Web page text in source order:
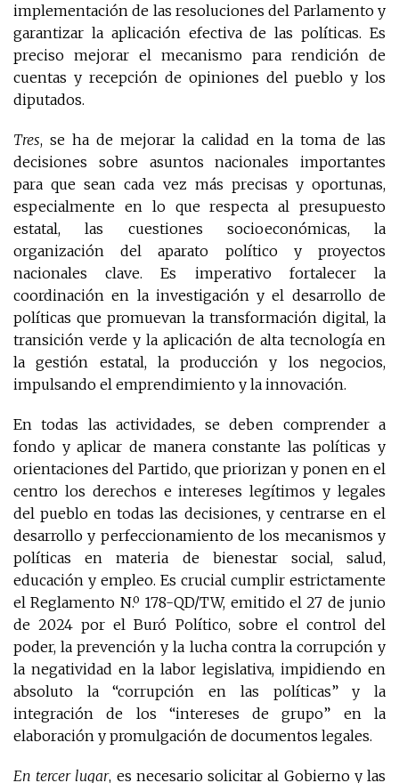
implementación de las resoluciones del Parlamento y
garantizar la aplicación efectiva de las políticas. Es
preciso mejorar el mecanismo para rendición de
cuentas y recepción de opiniones del pueblo y los
diputados.
Tres, se ha de mejorar la calidad en la toma de las
decisiones sobre asuntos nacionales importantes
para que sean cada vez más precisas y oportunas,
especialmente en lo que respecta al presupuesto
estatal, las cuestiones socioeconómicas, la
organización del aparato político y proyectos
nacionales clave. Es imperativo fortalecer la
coordinación en la investigación y el desarrollo de
políticas que promuevan la transformación digital, la
transición verde y la aplicación de alta tecnología en
la gestión estatal, la producción y los negocios,
impulsando el emprendimiento y la innovación.
En todas las actividades, se deben comprender a
fondo y aplicar de manera constante las políticas y
orientaciones del Partido, que priorizan y ponen en el
centro los derechos e intereses legítimos y legales
del pueblo en todas las decisiones, y centrarse en el
desarrollo y perfeccionamiento de los mecanismos y
políticas en materia de bienestar social, salud,
educación y empleo. Es crucial cumplir estrictamente
el Reglamento N.º 178-QD/TW, emitido el 27 de junio
de 2024 por el Buró Político, sobre el control del
poder, la prevención y la lucha contra la corrupción y
la negatividad en la labor legislativa, impidiendo en
absoluto la “corrupción en las políticas” y la
integración de los “intereses de grupo” en la
elaboración y promulgación de documentos legales.
En tercer lugar, es necesario solicitar al Gobierno y las